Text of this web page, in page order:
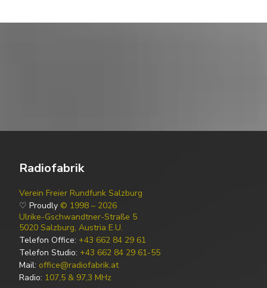
Radiofabrik
Verein Freier Rundfunk Salzburg
♡ Proudly © 1998 – 2026
Ulrike-Gschwandtner-Straße 5
5020 Salzburg, Austria E.U.
Telefon Office: +43 662 84 29 61
Telefon Studio: +43 662 84 29 61-55
Mail: office@radiofabrik.at
Radio: 107,5 & 97,3 MHz